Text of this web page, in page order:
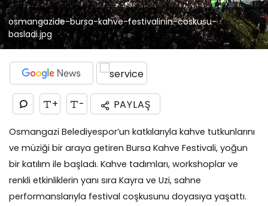
osmangazide-bursa-kahve-festivalinin-coskusu-
basladi.jpg
+ - PAYLAŞ
Osmangazi Belediyespor’un katkılarıyla kahve tutkunlarını
ve müziği bir araya getiren Bursa Kahve Festivali, yoğun
bir katılım ile başladı. Kahve tadımları, workshoplar ve
renkli etkinliklerin yanı sıra Kayra ve Uzi, sahne
performanslarıyla festival coşkusunu doyasıya yaşattı.